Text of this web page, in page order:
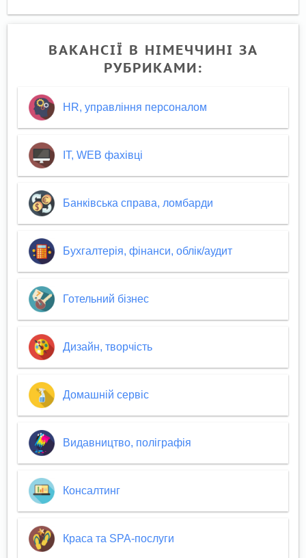
ВАКАНСІЇ В НІМЕЧЧИНІ ЗА
РУБРИКАМИ:
HR, управління персоналом
IT, WEB фахівці
Банківська справа, ломбарди
Бухгалтерія, фінанси, облік/аудит
Готельний бізнес
Дизайн, творчість
Домашній сервіс
Видавництво, поліграфія
Консалтинг
Краса та SPA-послуги